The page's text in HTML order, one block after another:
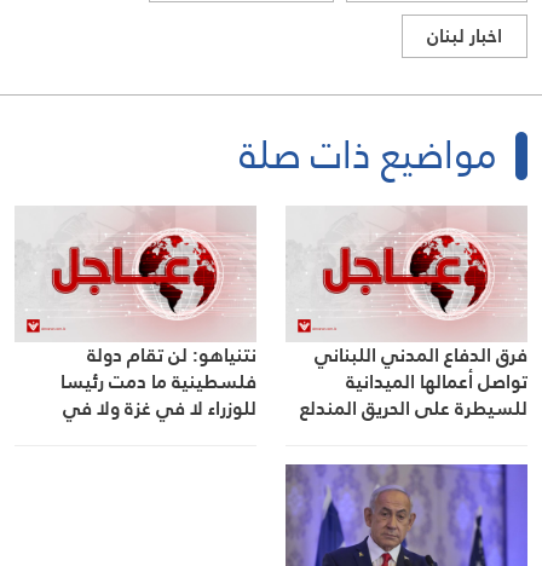
اخبار لبنان
مواضيع ذات صلة
فرق الدفاع المدني اللبناني
تواصل أعمالها الميدانية
للسيطرة على الحريق المندلع
الغربي
نتنياهو: لن تقام دولة
فلسطينية ما دمت رئيسا
للوزراء لا في غزة ولا في